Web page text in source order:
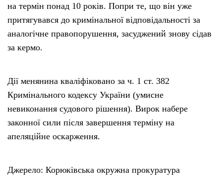
на термін понад 10 років. Попри те, що він уже
притягувався до кримінальної відповідальності за
аналогічне правопорушення, засуджений знову сідав
за кермо.
Дії менянина кваліфіковано за ч. 1 ст. 382
Кримінального кодексу України (умисне
невиконання судового рішення). Вирок набере
законної сили після завершення терміну на
апеляційне оскарження.
Джерело: Корюківська окружна прокуратура